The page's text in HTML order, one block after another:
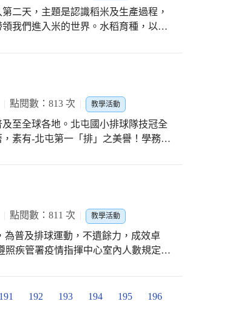
二天，主題是認識稻米及生產過程，
我們進入米的世界。水稻育種，以選
點閱數：813 次 教學活動
至全球各地。北屯國小排球隊技冠全
素有-北屯第一「排」之美譽！學務處
點閱數：811 次 教學活動
為普及排球運動，不遺餘力，成效卓
疾管署疫情指揮中心室內人數規定，
191 192 193 194 195 196